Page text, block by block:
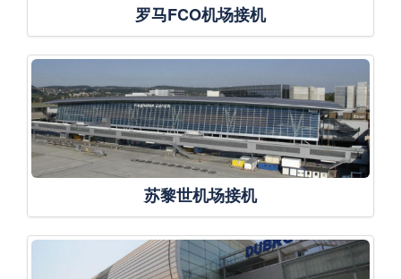
罗马FCO机场接机
苏黎世机场接机